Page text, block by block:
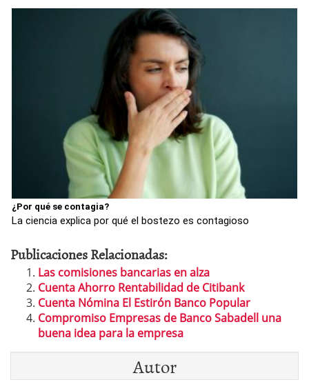
¿Por qué se contagia?
La ciencia explica por qué el bostezo es contagioso
Publicaciones Relacionadas:
Las comisiones bancarias en alza
Cuenta Ahorro Rentabilidad de Citibank
Cuenta Nómina El Estirón Banco Popular
Compromiso Empresas de Banco Sabadell una
buena idea para la empresa
Autor